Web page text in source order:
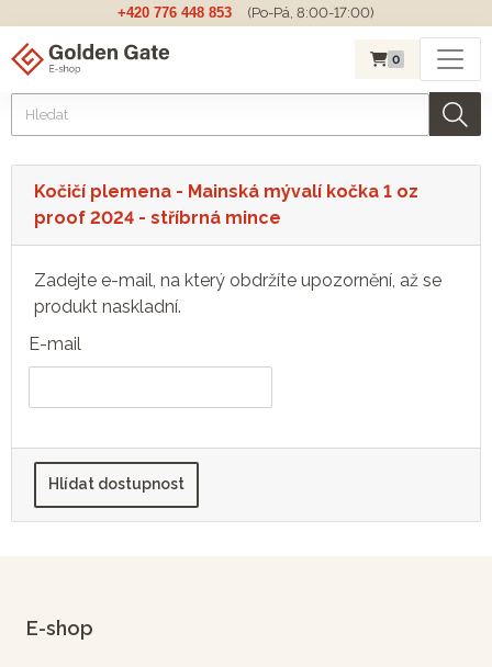
+420 776 448 853 (Po-Pá, 8:00-17:00)
0
Kočičí plemena - Mainská mývalí kočka 1 oz
proof 2024 - stříbrná mince
Zadejte e-mail, na který obdržíte upozornění, až se
produkt naskladní.
E-mail
E-shop